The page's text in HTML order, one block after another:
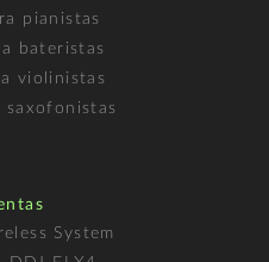
pianistas
bateristas
violinistas
saxofonistas
System